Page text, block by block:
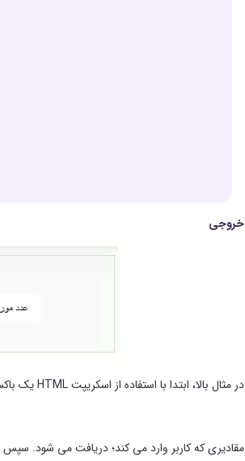
خروجی
در مثال بالا، ابتدا با استفاده از اسکریپت HTML یک باکس متنی و یک دکمه را در یک فرم ایجاد می کنیم. با استفاده از: